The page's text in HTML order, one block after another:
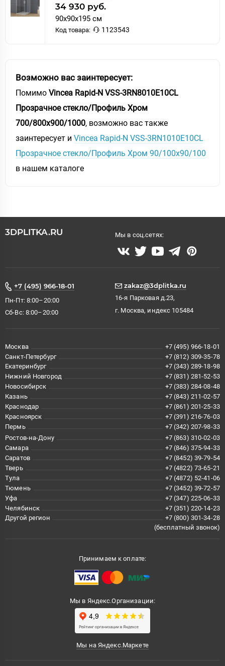
34 930 руб.
90x90x195 см
Код товара: 1123543
Возможно вас заинтересует:
Помимо Vincea Rapid-N VSS-3RN8010E10CL
Прозрачное стекло/Профиль Хром
700/800х900/1000, возможно вас также
заинтересует и Vincea Rapid-N VSS-3RN1010E10CL
Прозрачное стекло/Профиль Хром 90/100х90/100
в нашем каталоге
3DPLITKA.RU Мы в соц.сетях:
+7 (495) 966-18-01
Пн-Пт: 8:00–20:00
Сб-Вс: 8:00–20:00
zakaz@3dplitka.ru
16-я Парковая д.23,
г. Москва, индекс 105484
Москва
+7 (495) 966-18-01
Санкт-Петербург
+7 (812) 309-35-78
Екатеринбург
+7 (343) 289-18-98
Нижний Новгород
+7 (831) 281-52-53
Новосибирск
+7 (383) 284-08-48
Казань
+7 (843) 211-02-57
Краснодар
+7 (861) 201-25-33
Красноярск
+7 (391) 216-76-03
Пермь
+7 (342) 207-98-33
Ростов-на-Дону
+7 (863) 310-02-03
Самара
+7 (846) 375-94-33
Саратов
+7 (8452) 39-79-54
Тверь
+7 (4822) 73-65-21
Тула
+7 (4872) 52-41-06
Тюмень
+7 (3452) 39-72-57
Уфа
+7 (347) 225-06-33
Челябинск
+7 (351) 220-14-23
Другой регион
+7 (800) 301-34-28
(бесплатный звонок)
Принимаем к оплате:
Мы в Яндекс.Организации:
Мы на Яндекс.Маркете